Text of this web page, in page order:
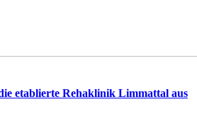
etablierte Rehaklinik Limmattal aus